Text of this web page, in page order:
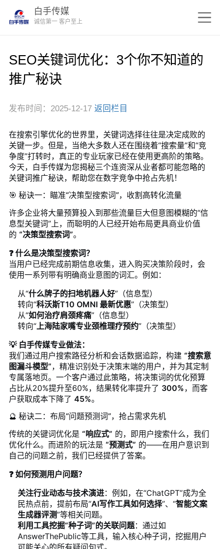
白手传媒
诚信第一 客户至上
SEO关键词优化：3个你不知道的
推广秘诀
发布时间：2025-12-17 返回栏目
在搜索引擎优化的世界里，关键词选择往往是决定成败的
关键一步。但是，当绝大多数人还在围绕着“搜索量”和“竞
争度”打转时，真正的专业玩家已经在使用更高阶的策略。
今天，白手传媒为您揭秘三个连资深从业者都可能忽略的
关键词推广秘诀，帮助您在数字竞争中抢占先机！
🎯 秘诀一：瞄准“决策型搜索词”，收割高转化流量
许多企业将大量预算投入到那些流量巨大但意图模糊的“信
息型关键词”上，而聪明的人已经开始布局更具商业价值
的 “决策型搜索词”。
❓ 什么是决策型搜索词？
当用户已经完成前期信息收集，进入购买决策阶段时，会
使用一系列带有明确商业意图的词汇。例如：
从“什么牌子的扫地机器人好”（信息型）
转向“科沃斯T10 OMNI 最新优惠”（决策型）
从“如何治疗肩颈疼痛”（信息型）
转向“上海陆家嘴专业颈椎理疗预约”（决策型）
💡 白手传媒专业做法：
我们通过用户搜索路径分析和会话数据追踪，构建 “搜索意
图漏斗模型”，精准识别处于决策末端的用户，并为其定制
专属落地页。一个客户通过此策略，将决策词的优化预算
占比从20%提升至60%，结果转化率提升了 300%，而客
户获取成本下降了 45%。
🔮 秘诀二：布局“问题预测词”，抢占需求先机
传统的关键词优化是 “响应式” 的，即用户搜索什么，我们
优化什么。而进阶的玩法是 “预测式” 的——在用户意识到
自己的问题之前，我们已经提供了答案。
❓ 如何预测用户问题？
关注行业动态与技术演进：例如，在“ChatGPT”成为全
民热点前，提前布局“AI写作工具如何选择”、“智能文案
生成器评测”等相关问题。
利用工具挖掘“种子词”的关联问题：通过如
AnswerThePublic等工具，输入核心种子词，挖掘用户